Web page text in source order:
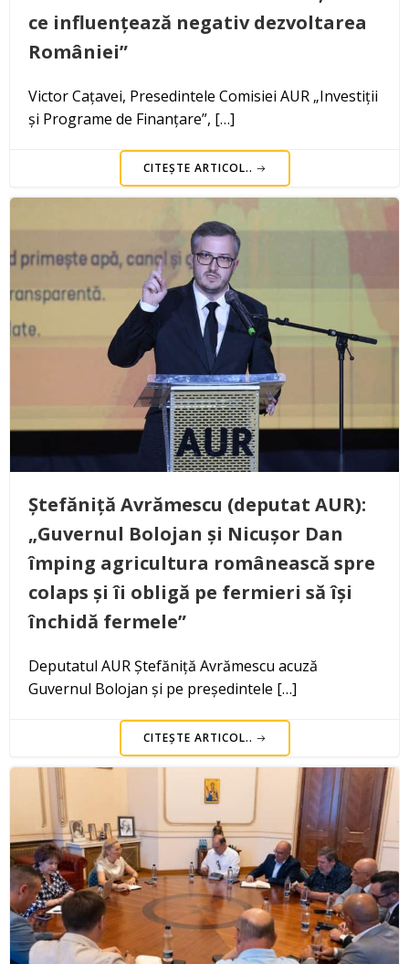
ce influențează negativ dezvoltarea
României”
Victor Cațavei, Presedintele Comisiei AUR „Investiții
și Programe de Finanțare”, […]
CITEȘTE ARTICOL..
Ștefăniță Avrămescu (deputat AUR):
„Guvernul Bolojan și Nicușor Dan
împing agricultura românească spre
colaps și îi obligă pe fermieri să își
închidă fermele”
Deputatul AUR Ștefăniță Avrămescu acuză
Guvernul Bolojan și pe președintele […]
CITEȘTE ARTICOL..